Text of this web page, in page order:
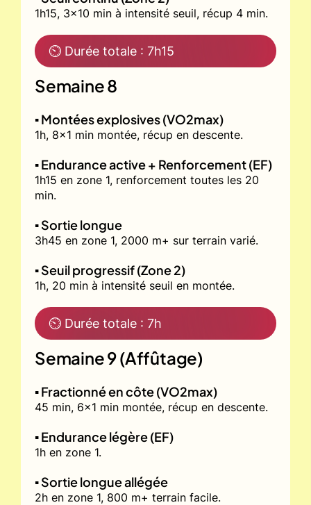
1h15, 3x10 min à intensité seuil, récup 4 min.
⏲ Durée totale : 7h15
Semaine 8
▪️ Montées explosives (VO2max)
1h, 8x1 min montée, récup en descente.
▪️ Endurance active + Renforcement (EF)
1h15 en zone 1, renforcement toutes les 20
min.
▪️ Sortie longue
3h45 en zone 1, 2000 m+ sur terrain varié.
▪️ Seuil progressif (Zone 2)
1h, 20 min à intensité seuil en montée.
⏲ Durée totale : 7h
Semaine 9 (Affûtage)
▪️ Fractionné en côte (VO2max)
45 min, 6x1 min montée, récup en descente.
▪️ Endurance légère (EF)
1h en zone 1.
▪️ Sortie longue allégée
2h en zone 1, 800 m+ terrain facile.